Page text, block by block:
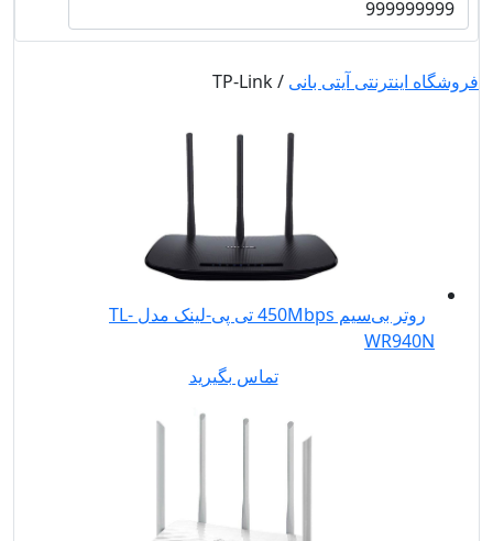
فروشگاه اینترنتی آیتی بانی / TP-Link
روتر بی‌سیم 450Mbps تی پی-لینک مدل TL-
WR940N
تماس بگیرید